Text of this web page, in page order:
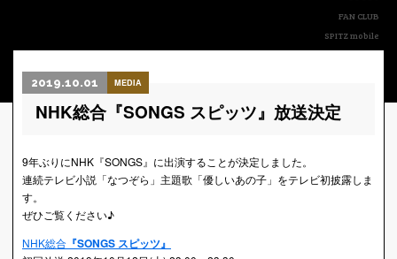
FAN CLUB
SPITZ mobile
2019.10.01 MEDIA
NHK総合『SONGS スピッツ』放送決定
9年ぶりにNHK『SONGS』に出演することが決定しました。
連続テレビ小説「なつぞら」主題歌「優しいあの子」をテレビ初披露しま
す。
ぜひご覧ください♪
NHK総合 『SONGS スピッツ』